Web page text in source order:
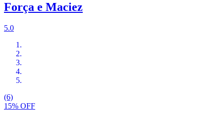
Força e Maciez
5.0
(6)
15% OFF